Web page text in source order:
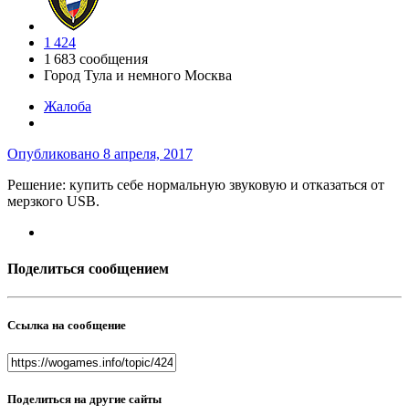
1 424
1 683 сообщения
Город Тула и немного Москва
Жалоба
Опубликовано 8 апреля, 2017
Решение: купить себе нормальную звуковую и отказаться от
мерзкого USB.
Поделиться сообщением
Ссылка на сообщение
Поделиться на другие сайты